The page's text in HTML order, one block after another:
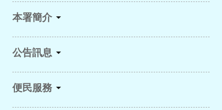
本署簡介
公告訊息
便民服務